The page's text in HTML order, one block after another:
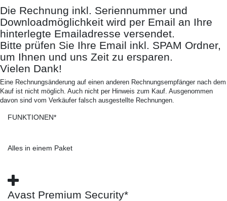
Die Rechnung inkl. Seriennummer und
Downloadmöglichkeit wird per Email an Ihre
hinterlegte Emailadresse versendet.
Bitte prüfen Sie Ihre Email inkl. SPAM Ordner,
um Ihnen und uns Zeit zu ersparen.
Vielen Dank!
Eine Rechnungsänderung auf einen anderen Rechnungsempfänger nach dem
Kauf ist nicht möglich. Auch nicht per Hinweis zum Kauf. Ausgenommen
davon sind vom Verkäufer falsch ausgestellte Rechnungen.
FUNKTIONEN*
Alles in einem Paket
Avast Premium Security*